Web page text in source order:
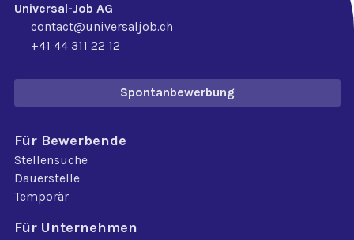
Universal-Job AG
contact@universaljob.ch
+41 44 311 22 12
Spontanbewerbung
Für Bewerbende
Stellensuche
Dauerstelle
Temporär
Für Unternehmen